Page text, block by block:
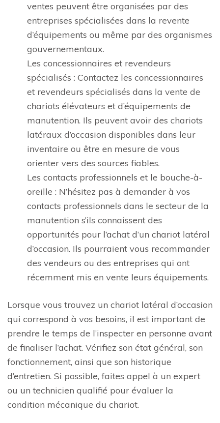
ventes peuvent être organisées par des
entreprises spécialisées dans la revente
d’équipements ou même par des organismes
gouvernementaux.
Les concessionnaires et revendeurs
spécialisés : Contactez les concessionnaires
et revendeurs spécialisés dans la vente de
chariots élévateurs et d’équipements de
manutention. Ils peuvent avoir des chariots
latéraux d’occasion disponibles dans leur
inventaire ou être en mesure de vous
orienter vers des sources fiables.
Les contacts professionnels et le bouche-à-
oreille : N’hésitez pas à demander à vos
contacts professionnels dans le secteur de la
manutention s’ils connaissent des
opportunités pour l’achat d’un chariot latéral
d’occasion. Ils pourraient vous recommander
des vendeurs ou des entreprises qui ont
récemment mis en vente leurs équipements.
Lorsque vous trouvez un chariot latéral d’occasion
qui correspond à vos besoins, il est important de
prendre le temps de l’inspecter en personne avant
de finaliser l’achat. Vérifiez son état général, son
fonctionnement, ainsi que son historique
d’entretien. Si possible, faites appel à un expert
ou un technicien qualifié pour évaluer la
condition mécanique du chariot.